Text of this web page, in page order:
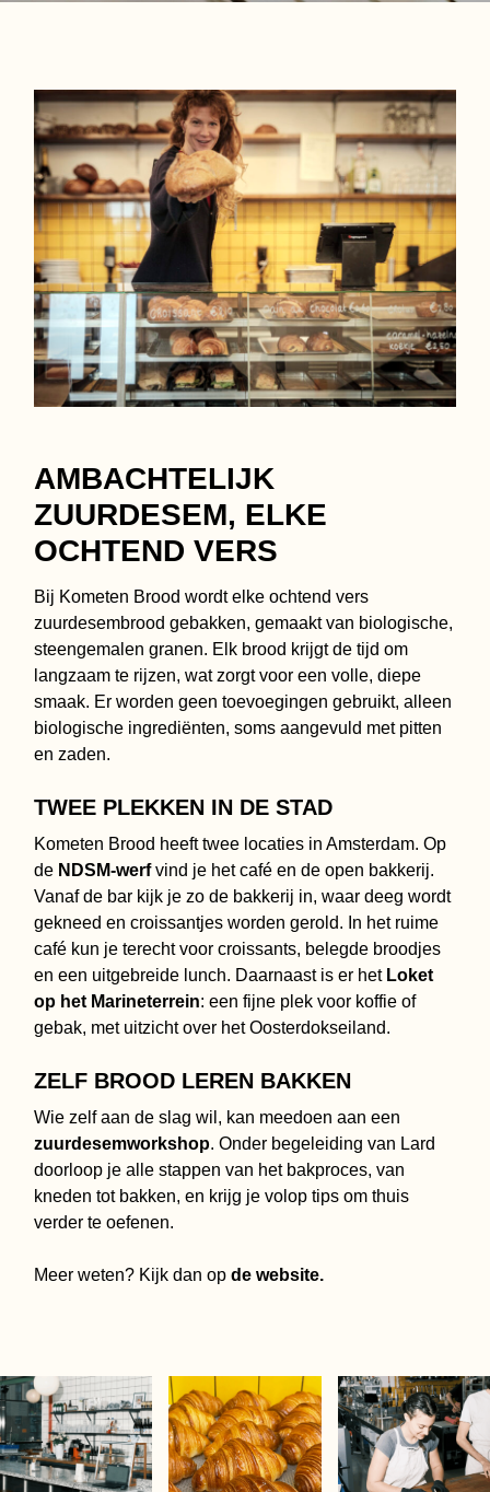
AMBACHTELIJK
ZUURDESEM, ELKE
OCHTEND VERS
Bij Kometen Brood wordt elke ochtend vers
zuurdesembrood gebakken, gemaakt van biologische,
steengemalen granen. Elk brood krijgt de tijd om
langzaam te rijzen, wat zorgt voor een volle, diepe
smaak. Er worden geen toevoegingen gebruikt, alleen
biologische ingrediënten, soms aangevuld met pitten
en zaden.
TWEE PLEKKEN IN DE STAD
Kometen Brood heeft twee locaties in Amsterdam. Op
de NDSM-werfvind je het café en de open bakkerij.
Vanaf de bar kijk je zo de bakkerij in, waar deeg wordt
gekneed en croissantjes worden gerold. In het ruime
café kun je terecht voor croissants, belegde broodjes
en een uitgebreide lunch. Daarnaast is er het Loket
op het Marineterrein: een fijne plek voor koffie of
gebak, met uitzicht over het Oosterdokseiland.
ZELF BROOD LEREN BAKKEN
Wie zelf aan de slag wil, kan meedoen aan een
zuurdesemworkshop. Onder begeleiding van Lard
doorloop je alle stappen van het bakproces, van
kneden tot bakken, en krijg je volop tips om thuis
verder te oefenen.
Meer weten? Kijk dan op de website.